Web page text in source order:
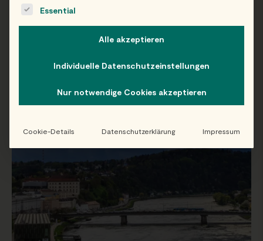
WIEN
Folge uns auf Instagram!
The following is a list of service groups for which consent
Essential
Alle akzeptieren
Individuelle Datenschutzeinstellungen
Nur notwendige Cookies akzeptieren
Cookie-Details Datenschutzerklärung Impressum